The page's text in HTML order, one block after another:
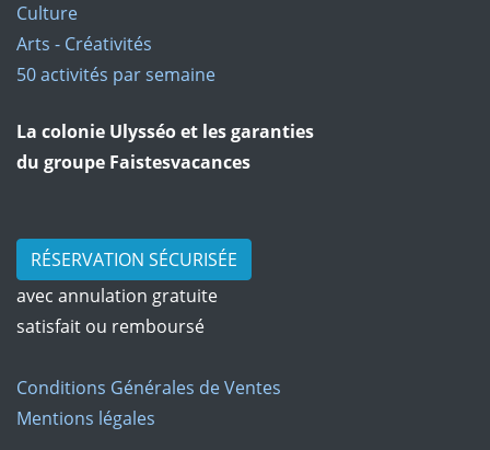
Culture
Arts - Créativités
50 activités par semaine
La colonie Ulysséo et les garanties
du groupe Faistesvacances
RÉSERVATION SÉCURISÉE
avec annulation gratuite
satisfait ou remboursé
Conditions Générales de Ventes
Mentions légales